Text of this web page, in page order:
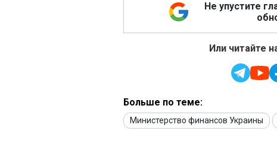
Не упустите
Или читайте
Больше по теме:
Министерство финансов Украины